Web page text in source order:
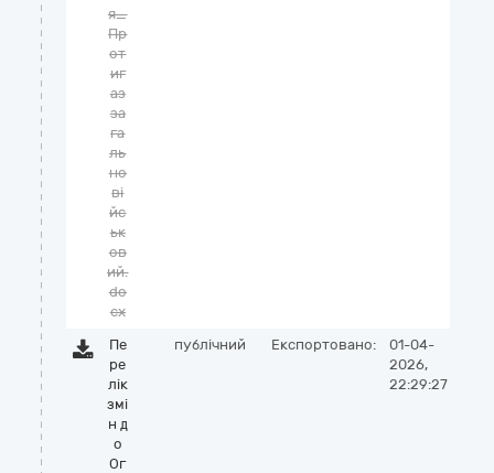
я_
Пр
от
иг
аз
за
га
ль
но
ві
йс
ьк
ов
ий.
do
cx
Пе
ре
лік
змі
н д
о
Ог
публічний Експортовано:
01-04-
2026,
22:29:27